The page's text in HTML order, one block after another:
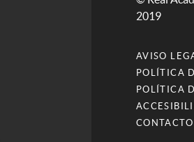
2019
AVISO
POLÍTICA
POLÍTICA
CONTACTO